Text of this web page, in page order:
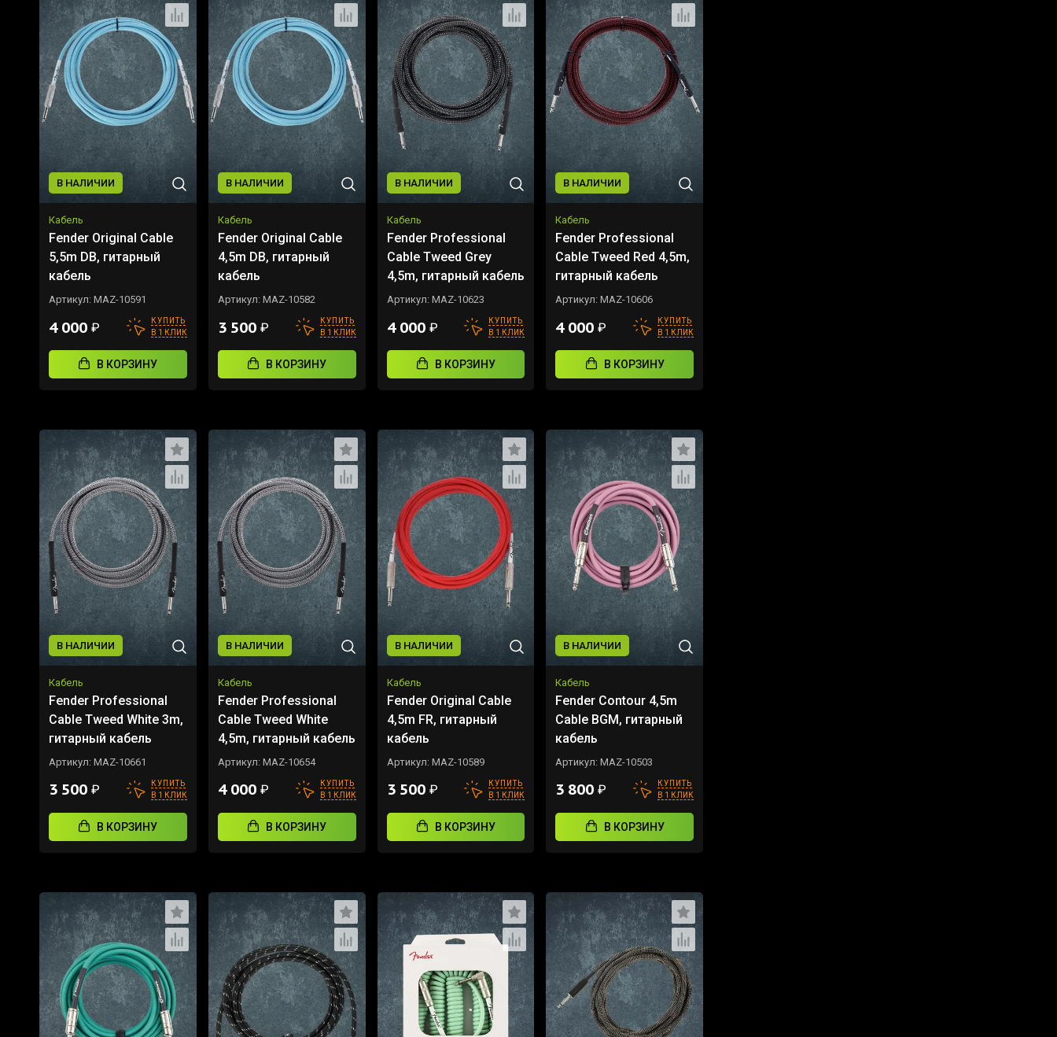
В НАЛИЧИИ
Кабель
Fender Original Cable
5,5m DB, гитарный
кабель
Артикул: MAZ-10591
4 000 ₽
КУПИТЬ
В 1 КЛИК
В КОРЗИНУ
В НАЛИЧИИ
Кабель
Fender Original Cable
4,5m DB, гитарный
кабель
Артикул: MAZ-10582
3 500 ₽
КУПИТЬ
В 1 КЛИК
В КОРЗИНУ
В НАЛИЧИИ
Кабель
Fender Professional
Cable Tweed Grey
4,5m, гитарный кабель
Артикул: MAZ-10623
4 000 ₽
КУПИТЬ
В 1 КЛИК
В КОРЗИНУ
В НАЛИЧИИ
Кабель
Fender Professional
Cable Tweed Red 4,5m,
гитарный кабель
Артикул:MAZ-10606
4 000₽
КУПИТЬ
В 1 КЛИК
В КОРЗИНУ
В НАЛИЧИИ
Кабель
Fender Professional
Cable Tweed White 3m,
гитарный кабель
Артикул: MAZ-10661
3 500 ₽
КУПИТЬ
В 1 КЛИК
В КОРЗИНУ
В НАЛИЧИИ
Кабель
Fender Professional
Cable Tweed White
4,5m, гитарный кабель
Артикул: MAZ-10654
4 000 ₽
КУПИТЬ
В 1 КЛИК
В КОРЗИНУ
В НАЛИЧИИ
Кабель
Fender Original Cable
4,5m FR, гитарный
кабель
Артикул: MAZ-10589
3 500 ₽
КУПИТЬ
В 1 КЛИК
В КОРЗИНУ
В НАЛИЧИИ
Кабель
Fender Contour 4,5m
Cable BGM, гитарный
кабель
Артикул:MAZ-10503
3 800₽
КУПИТЬ
В 1 КЛИК
В КОРЗИНУ